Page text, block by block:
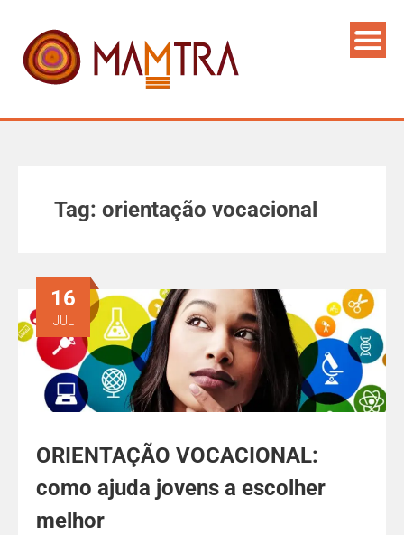
Tag: orientação vocacional
ORIENTAÇÃO VOCACIONAL:
como ajuda jovens a escolher
melhor
16
JUL